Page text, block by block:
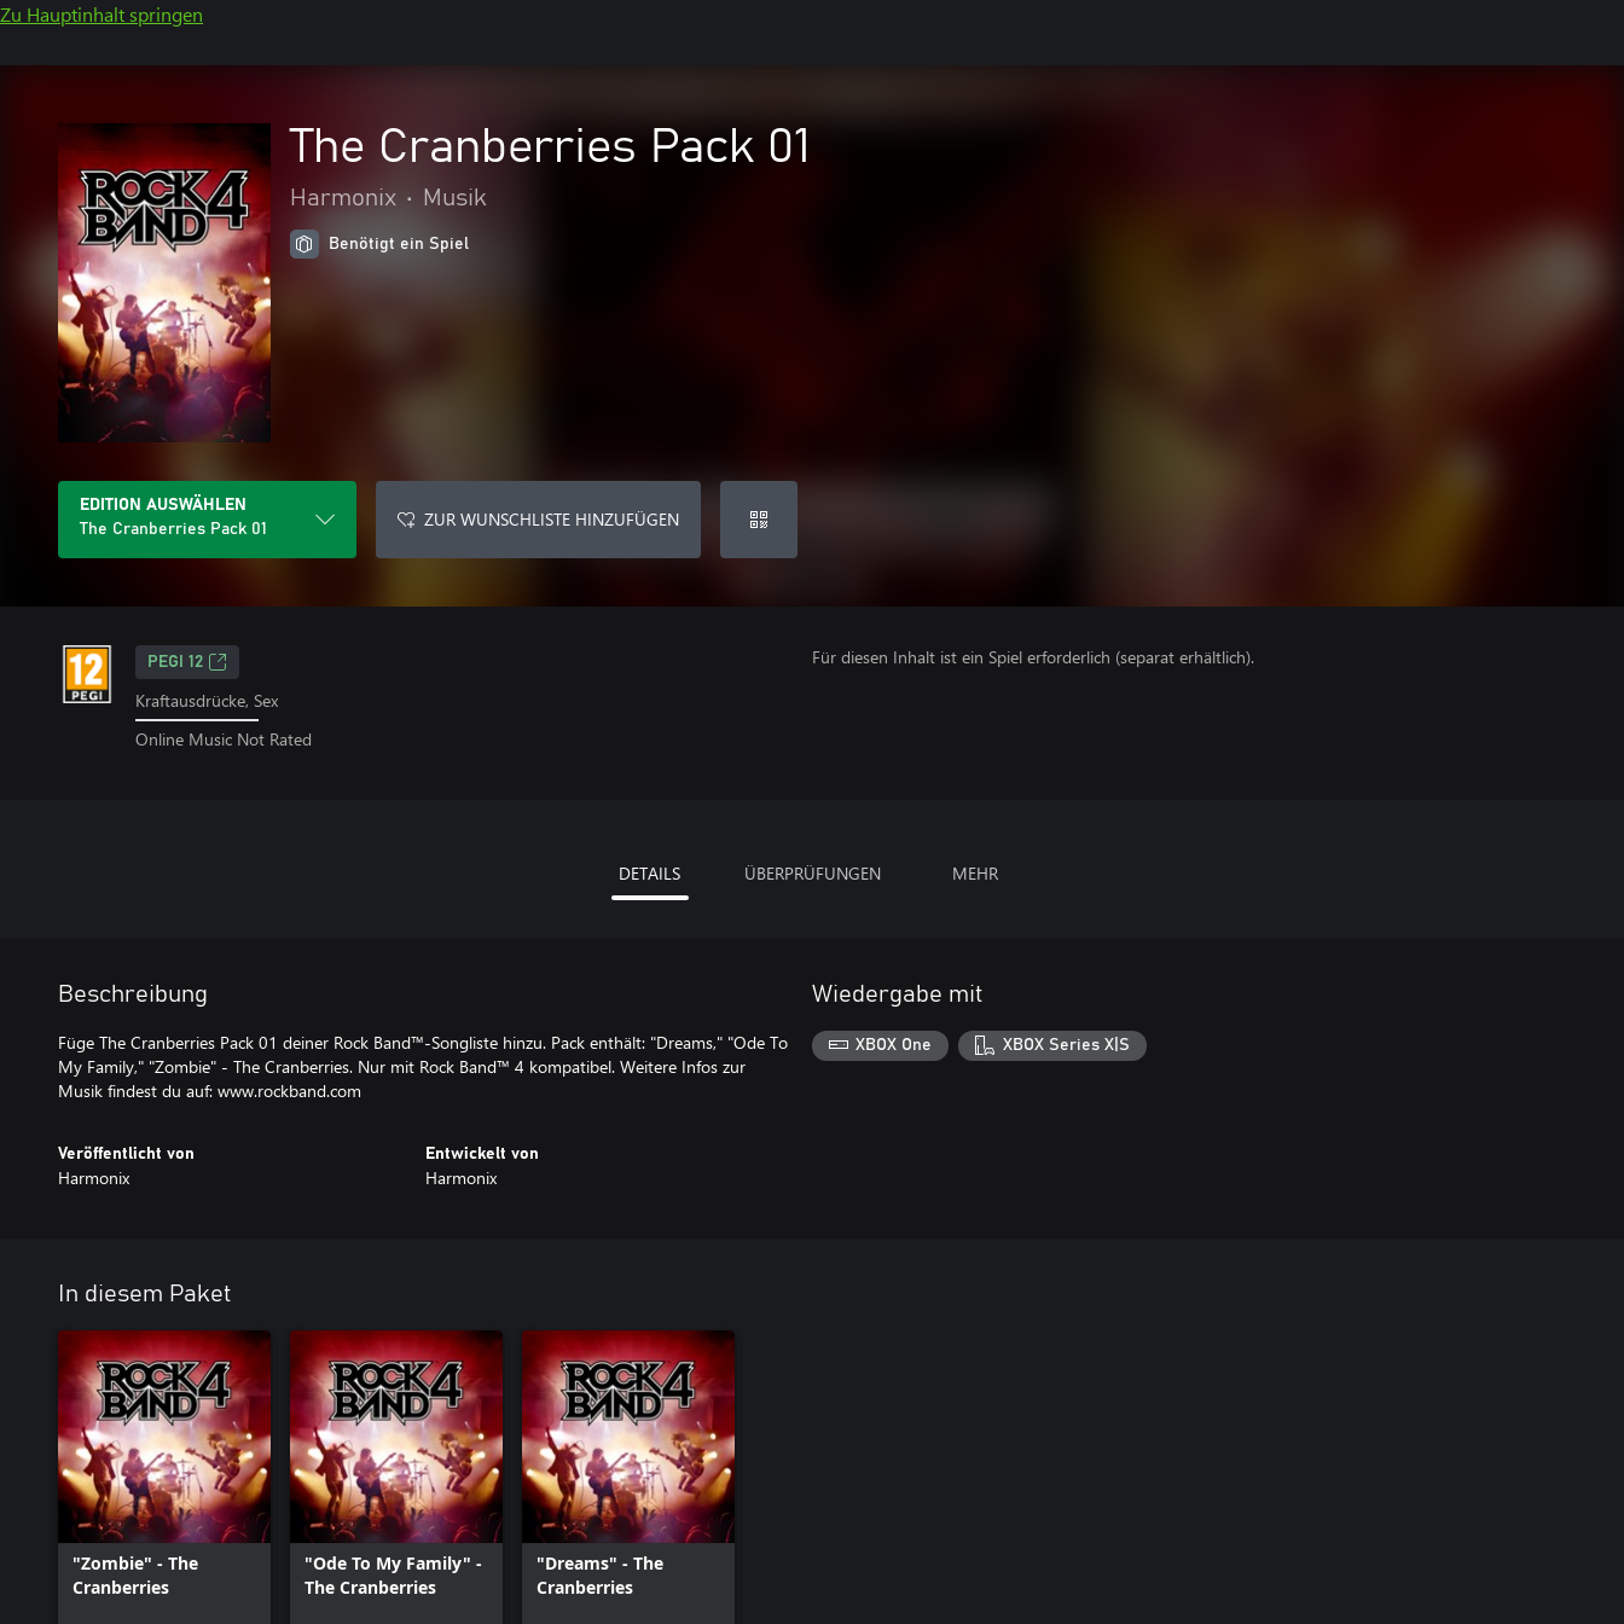
Zu Hauptinhalt springen
The Cranberries Pack 01
Harmonix • Musik
Benötigt ein Spiel
EDITION AUSWÄHLEN
The Cranberries Pack 01
ZUR WUNSCHLISTE HINZUFÜGEN
PEGI 12
Kraftausdrücke, Sex
Online Music Not Rated
Für diesen Inhalt ist ein Spiel erforderlich (separat erhältlich).
DETAILS ÜBERPRÜFUNGEN MEHR
Beschreibung
Füge The Cranberries Pack 01 deiner Rock Band™-Songliste hinzu. Pack enthält: "Dreams," "Ode To
My Family," "Zombie" - The Cranberries. Nur mit Rock Band™ 4 kompatibel. Weitere Infos zur
Musik findest du auf: www.rockband.com
Veröffentlicht von
Harmonix
Entwickelt von
Harmonix
Wiedergabe mit
XBOX One XBOX Series X|S
In diesem Paket
"Zombie" - The
Cranberries
"Ode To My Family" -
The Cranberries
"Dreams" - The
Cranberries